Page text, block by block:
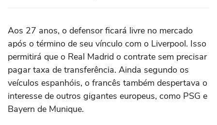
Aos 27 anos, o defensor ficará livre no mercado
após o término de seu vínculo com o Liverpool. Isso
permitirá que o Real Madrid o contrate sem precisar
pagar taxa de transferência. Ainda segundo os
veículos espanhóis, o francês também despertava o
interesse de outros gigantes europeus, como PSG e
Bayern de Munique.